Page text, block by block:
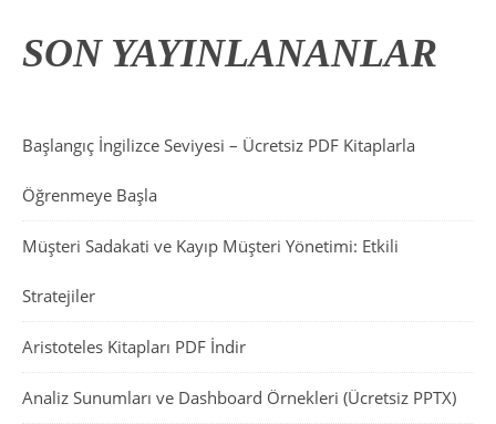
SON YAYINLANANLAR
Başlangıç İngilizce Seviyesi – Ücretsiz PDF Kitaplarla
Öğrenmeye Başla
Müşteri Sadakati ve Kayıp Müşteri Yönetimi: Etkili
Stratejiler
Aristoteles Kitapları PDF İndir
Analiz Sunumları ve Dashboard Örnekleri (Ücretsiz PPTX)